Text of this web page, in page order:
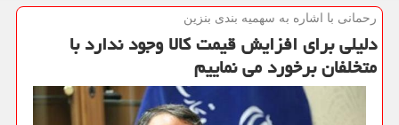
رحمانی با اشاره به سهمیه بندی بنزین
دلیلی برای افزایش قیمت كالا وجود ندارد با
متخلفان برخورد می نماییم